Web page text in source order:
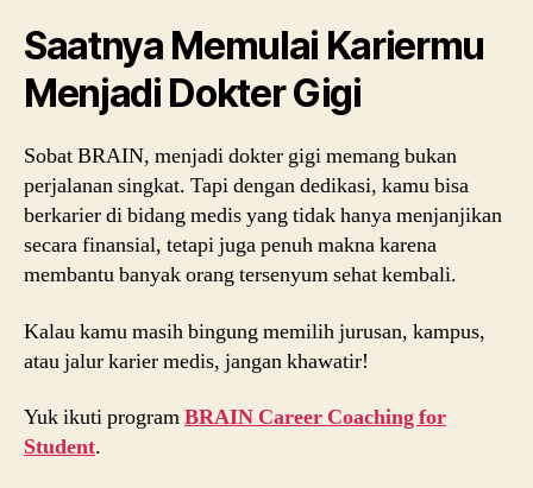
Saatnya Memulai Kariermu
Menjadi Dokter Gigi
Sobat BRAIN, menjadi dokter gigi memang bukan
perjalanan singkat. Tapi dengan dedikasi, kamu bisa
berkarier di bidang medis yang tidak hanya menjanjikan
secara finansial, tetapi juga penuh makna karena
membantu banyak orang tersenyum sehat kembali.
Kalau kamu masih bingung memilih jurusan, kampus,
atau jalur karier medis, jangan khawatir!
Yuk ikuti programBRAIN Career Coaching for
Student.